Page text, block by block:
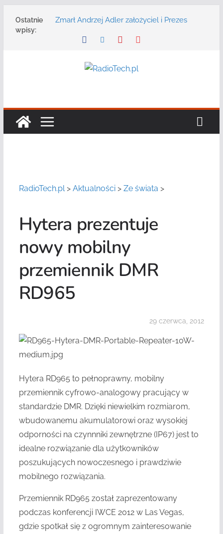
Ostatnie
wpisy:
Zmarł Andrzej Adler założyciel i Prezes
Radmor – największy polski producent
DGT wraz z partnerami zaprasza na
konferencję: „Bezpieczeństwo,
bezpieczeństwa publicznego usługę
RadioTech.pl> Aktualności> Ze świata >
Hytera prezentuje
nowy mobilny
przemiennik DMR
RD965
29 czerwca, 2012
Hytera RD965 to pełnoprawny, mobilny
przemiennik cyfrowo-analogowy pracujący w
standardzie DMR. Dzięki niewielkim rozmiarom,
wbudowanemu akumulatorowi oraz wysokiej
odporności na czynnniki zewnętrzne (IP67) jest to
idealne rozwiązanie dla użytkowników
poszukujących nowoczesnego i prawdziwie
mobilnego rozwiązania.
Przemiennik RD965 został zaprezentowany
podczas konferencji IWCE 2012 w Las Vegas,
gdzie spotkał się z ogromnym zainteresowanie